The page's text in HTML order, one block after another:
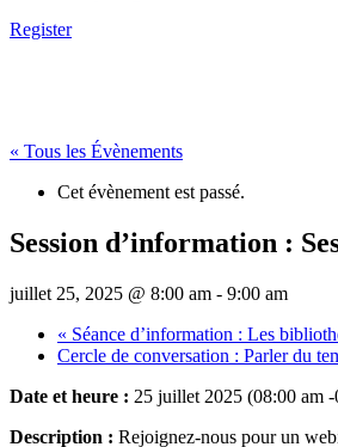
Register
« Tous les Évènements
Cet évènement est passé.
Session d’information :
juillet 25, 2025 @ 8:00 am - 9:00 am
« Séance d’information : Les
Cercle de conversation : Parler du
Date et heure : 25 juillet 2025 (08:00 am
Description : Rejoignez-nous pour un